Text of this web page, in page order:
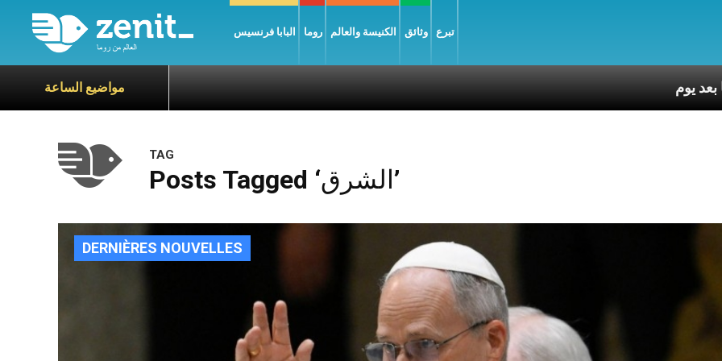
البابا فرنسيس روما الكنيسة والعالم وثائق تبرع
مواضيع الساعة
TAG
Posts Tagged ‘الشرق’
DERNIÈRES NOUVELLES